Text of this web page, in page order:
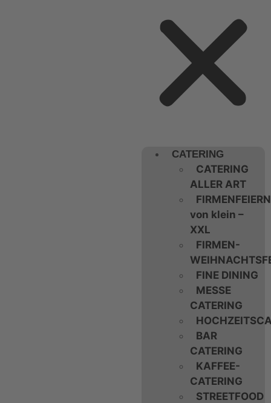
CATERING
CATERING
ALLER ART
FIRMENFEIERN
von klein –
XXL
FIRMEN-
FINE DINING
MESSE
CATERING
BAR
CATERING
KAFFEE-
CATERING
STREETFOOD